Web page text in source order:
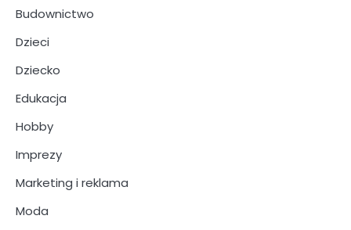
Budownictwo
Dzieci
Dziecko
Edukacja
Hobby
Imprezy
Marketing i reklama
Moda